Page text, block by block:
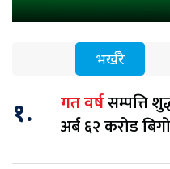
भर्खरै
१. गत वर्षसम्पत्ति
अर्ब ६२ करोड